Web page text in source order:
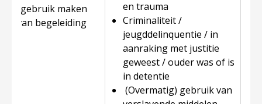
/gebruik maken
van begeleiding
en trauma
Criminaliteit /
jeugddelinquentie / in
aanraking met justitie
geweest / ouder was of is
in detentie
(Overmatig) gebruik van